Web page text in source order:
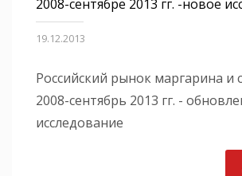
2008-сентябре 2013 гг. -новое
19.12.2013
Российский рынок маргарина и
2008-сентябрь 2013 гг. -
исследование